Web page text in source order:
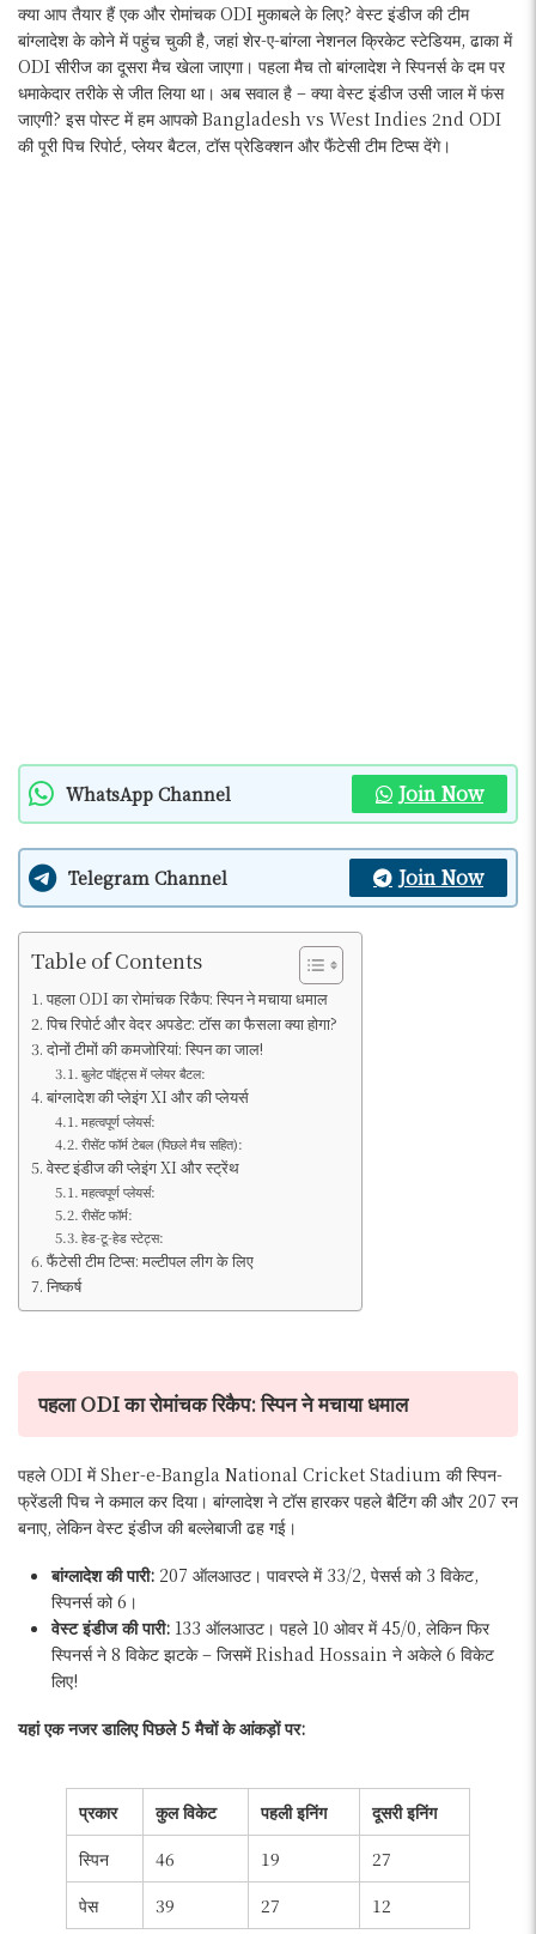
क्या आप तैयार हैं एक और रोमांचक ODI मुकाबले के लिए? वेस्ट इंडीज की टीम
बांग्लादेश के कोने में पहुंच चुकी है, जहां शेर-ए-बांग्ला नेशनल क्रिकेट स्टेडियम, ढाका में
ODI सीरीज का दूसरा मैच खेला जाएगा। पहला मैच तो बांग्लादेश ने स्पिनर्स के दम पर
धमाकेदार तरीके से जीत लिया था। अब सवाल है – क्या वेस्ट इंडीज उसी जाल में फंस
जाएगी? इस पोस्ट में हम आपको Bangladesh vs West Indies 2nd ODI
की पूरी पिच रिपोर्ट, प्लेयर बैटल, टॉस प्रेडिक्शन और फैंटेसी टीम टिप्स देंगे।
WhatsApp Channel Join Now
Telegram Channel Join Now
Table of Contents
पहला ODI का रोमांचक रिकैप: स्पिन ने मचाया धमाल
पिच रिपोर्ट और वेदर अपडेट: टॉस का फैसला क्या होगा?
दोनों टीमों की कमजोरियां: स्पिन का जाल!
बुलेट पॉइंट्स में प्लेयर बैटल:
बांग्लादेश की प्लेइंग XI और की प्लेयर्स
महत्वपूर्ण प्लेयर्स:
रीसेंट फॉर्म टेबल (पिछले मैच सहित):
वेस्ट इंडीज की प्लेइंग XI और स्ट्रेंथ
महत्वपूर्ण प्लेयर्स:
रीसेंट फॉर्म:
हेड-टू-हेड स्टेट्स:
फैंटेसी टीम टिप्स: मल्टीपल लीग के लिए
निष्कर्ष
पहला ODI का रोमांचक रिकैप: स्पिन ने मचाया धमाल
पहले ODI में Sher-e-Bangla National Cricket Stadium की स्पिन-
फ्रेंडली पिच ने कमाल कर दिया। बांग्लादेश ने टॉस हारकर पहले बैटिंग की और 207 रन
बनाए, लेकिन वेस्ट इंडीज की बल्लेबाजी ढह गई।
बांग्लादेश की पारी: 207 ऑलआउट। पावरप्ले में 33/2, पेसर्स को 3 विकेट,
स्पिनर्स को 6।
वेस्ट इंडीज की पारी: 133 ऑलआउट। पहले 10 ओवर में 45/0, लेकिन फिर
स्पिनर्स ने 8 विकेट झटके – जिसमें Rishad Hossain ने अकेले 6 विकेट
लिए!
यहां एक नजर डालिए पिछले 5 मैचों के आंकड़ों पर:
प्रकार कुल विकेट पहली इनिंग
दूसरी इनिंग
स्पिन
46 19
27
पेस
39 27 12